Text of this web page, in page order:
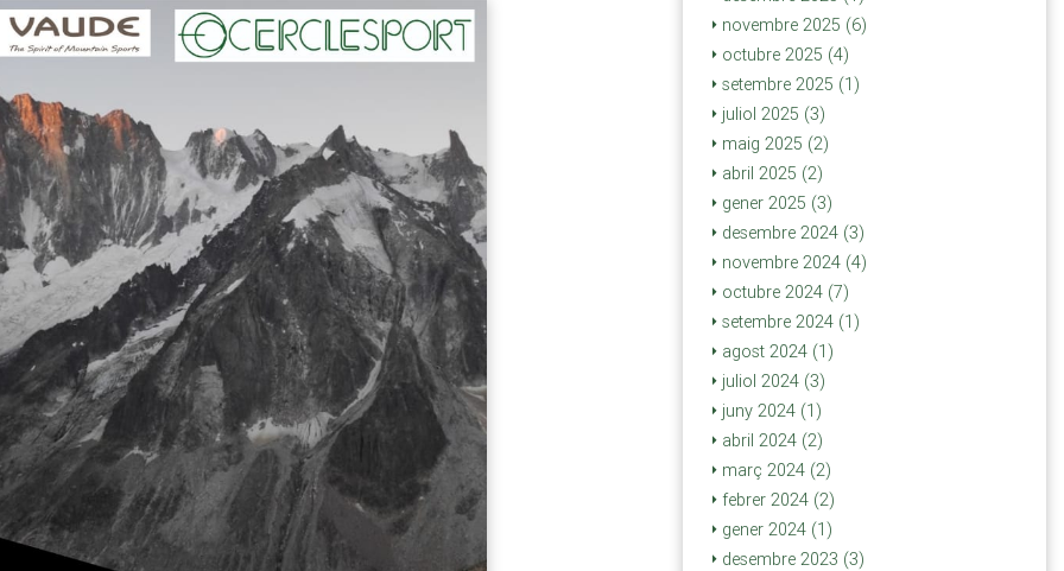
novembre 2025 (6)
octubre 2025 (4)
setembre 2025 (1)
juliol 2025 (3)
maig 2025 (2)
abril 2025 (2)
gener 2025 (3)
desembre 2024 (3)
novembre 2024 (4)
octubre 2024 (7)
setembre 2024 (1)
agost 2024 (1)
juliol 2024 (3)
juny 2024 (1)
abril 2024 (2)
març 2024 (2)
febrer 2024 (2)
gener 2024 (1)
desembre 2023 (3)